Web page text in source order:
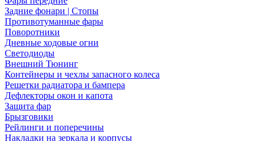
Задние фонари | Стопы
Противотуманные фары
Поворотники
Дневные ходовые огни
Светодиоды
Внешний Тюнинг
Контейнеры и чехлы запасного колеса
Решетки радиатора и бампера
Дефлекторы окон и капота
Защита фар
Брызговики
Рейлинги и поперечины
Накладки на зеркала и корпусы